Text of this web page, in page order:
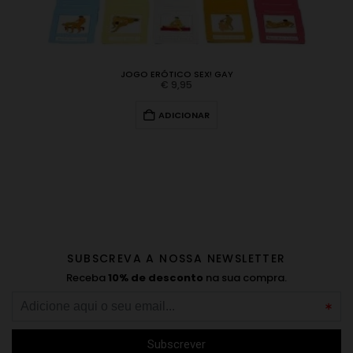
JOGO ERÓTICO SEX! GAY
€ 9,95
ADICIONAR
SUBSCREVA A NOSSA NEWSLETTER
Receba 10% de desconto na sua compra.